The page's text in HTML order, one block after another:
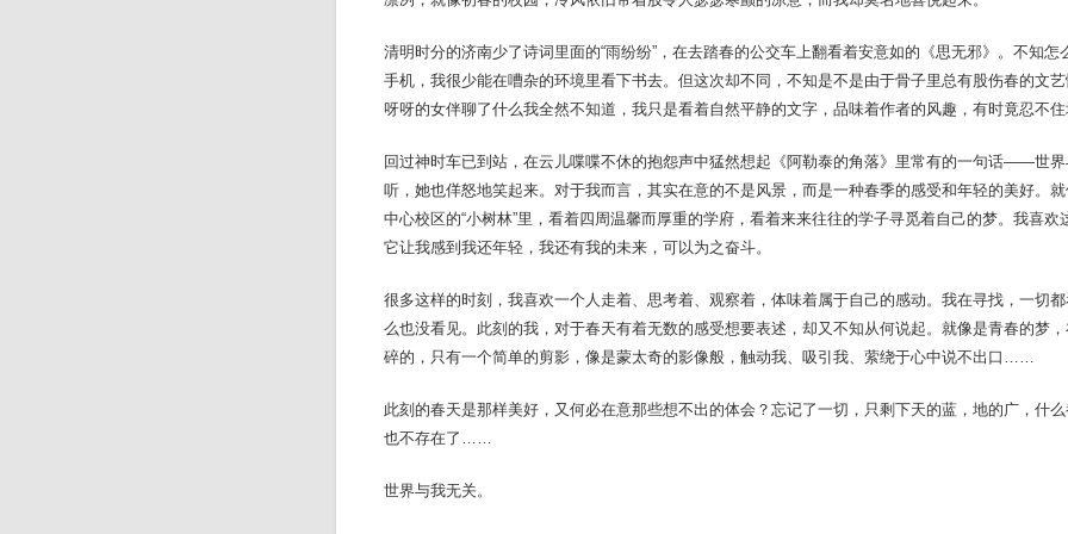
清明时分的济南少了诗词里面的“雨纷纷”，在去踏春的公交车上翻看着安意如的《思无邪》。不知怎
手机，我很少能在嘈杂的环境里看下书去。但这次却不同，不知是不是由于骨子里总有股伤春的文
呀呀的女伴聊了什么我全然不知道，我只是看着自然平静的文字，品味着作者的风趣，有时竟忍不
回过神时车已到站，在云儿喋喋不休的抱怨声中猛然想起《阿勒泰的角落》里常有的一句话——世
听，她也佯怒地笑起来。对于我而言，其实在意的不是风景，而是一种春季的感受和年轻的美好。
中心校区的“小树林”里，看着四周温馨而厚重的学府，看着来来往往的学子寻觅着自己的梦。我喜欢
它让我感到我还年轻，我还有我的未来，可以为之奋斗。
很多这样的时刻，我喜欢一个人走着、思考着、观察着，体味着属于自己的感动。我在寻找，一切
么也没看见。此刻的我，对于春天有着无数的感受想要表述，却又不知从何说起。就像是青春的梦
碎的，只有一个简单的剪影，像是蒙太奇的影像般，触动我、吸引我、萦绕于心中说不出口……
此刻的春天是那样美好，又何必在意那些想不出的体会？忘记了一切，只剩下天的蓝，地的广，什
也不存在了……
世界与我无关。